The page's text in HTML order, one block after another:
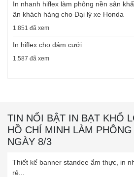
In nhanh hiflex làm phông nền sân
ân khách hàng cho Đại lý xe Honda
1.851 đã xem
In hiflex cho đám cưới
1.587 đã xem
TIN NỔI BẬT IN BẠT KHỔ
HỒ CHÍ MINH LÀM
NGÀY 8/3
Thiết kế banner standee ẩm thực, in
rẻ...